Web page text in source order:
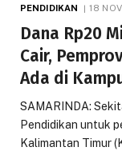
PENDIDIKAN 18
Dana Rp20
Cair,
Ada di
SAMARINDA:
Pendidikan untuk
Kalimantan Timur